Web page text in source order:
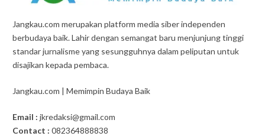
Jangkau.com merupakan platform media siber independen
berbudaya baik. Lahir dengan semangat baru menjunjung tinggi
standar jurnalisme yang sesungguhnya dalam peliputan untuk
disajikan kepada pembaca.
Jangkau.com | Memimpin Budaya Baik
Email : jkredaksi@gmail.com
Contact : 082364888838